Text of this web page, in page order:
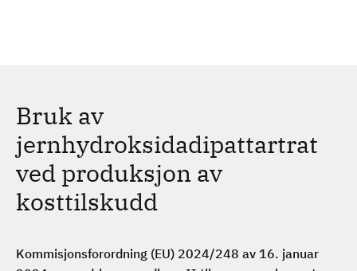
Bruk av
jernhydroksidadipattartrat
ved produksjon av
kosttilskudd
Kommisjonsforordning (EU) 2024/248 av 16. januar